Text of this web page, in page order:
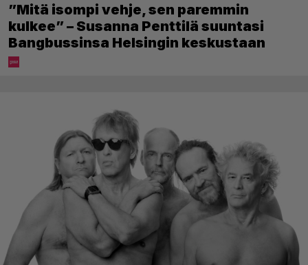
”Mitä isompi vehje, sen paremmin
kulkee” – Susanna Penttilä suuntasi
Bangbussinsa Helsingin keskustaan